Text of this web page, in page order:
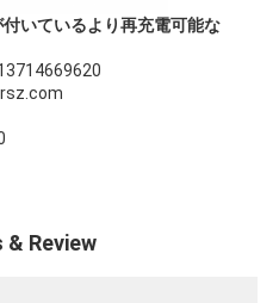
いているより再充電可能な
& Review